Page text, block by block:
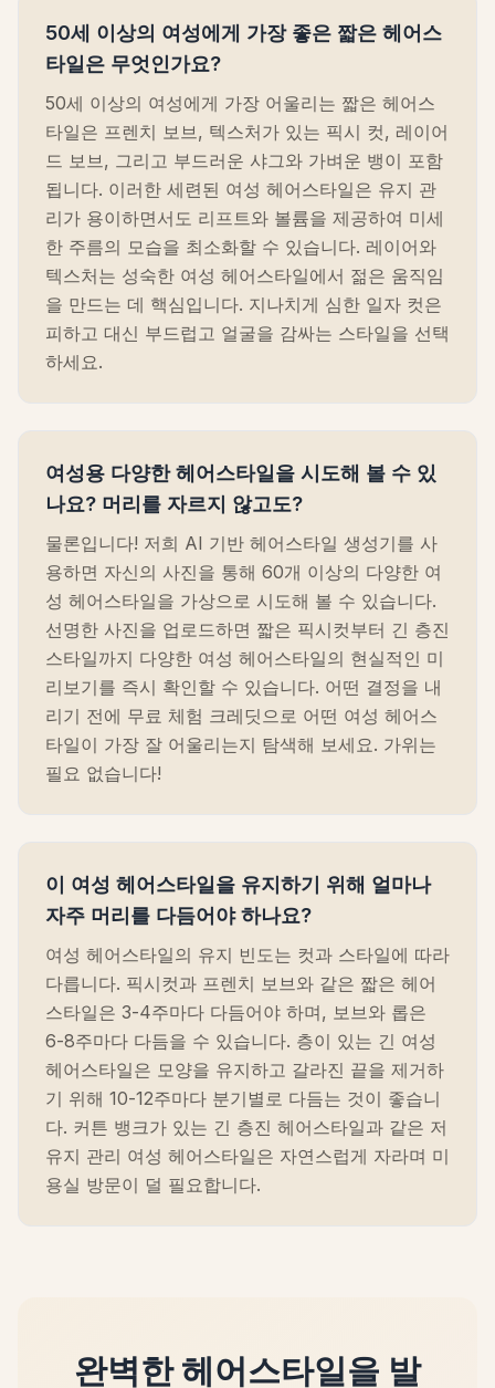
50세 이상의 여성에게 가장 좋은 짧은 헤어스
타일은 무엇인가요?
50세 이상의 여성에게 가장 어울리는 짧은 헤어스
타일은 프렌치 보브, 텍스처가 있는 픽시 컷, 레이어
드 보브, 그리고 부드러운 샤그와 가벼운 뱅이 포함
됩니다. 이러한 세련된 여성 헤어스타일은 유지 관
리가 용이하면서도 리프트와 볼륨을 제공하여 미세
한 주름의 모습을 최소화할 수 있습니다. 레이어와
텍스처는 성숙한 여성 헤어스타일에서 젊은 움직임
을 만드는 데 핵심입니다. 지나치게 심한 일자 컷은
피하고 대신 부드럽고 얼굴을 감싸는 스타일을 선택
하세요.
여성용 다양한 헤어스타일을 시도해 볼 수 있
나요? 머리를 자르지 않고도?
물론입니다! 저희 AI 기반 헤어스타일 생성기를 사
용하면 자신의 사진을 통해 60개 이상의 다양한 여
성 헤어스타일을 가상으로 시도해 볼 수 있습니다.
선명한 사진을 업로드하면 짧은 픽시컷부터 긴 층진
스타일까지 다양한 여성 헤어스타일의 현실적인 미
리보기를 즉시 확인할 수 있습니다. 어떤 결정을 내
리기 전에 무료 체험 크레딧으로 어떤 여성 헤어스
타일이 가장 잘 어울리는지 탐색해 보세요. 가위는
필요 없습니다!
이 여성 헤어스타일을 유지하기 위해 얼마나
자주 머리를 다듬어야 하나요?
여성 헤어스타일의 유지 빈도는 컷과 스타일에 따라
다릅니다. 픽시컷과 프렌치 보브와 같은 짧은 헤어
스타일은 3-4주마다 다듬어야 하며, 보브와 롭은
6-8주마다 다듬을 수 있습니다. 층이 있는 긴 여성
헤어스타일은 모양을 유지하고 갈라진 끝을 제거하
기 위해 10-12주마다 분기별로 다듬는 것이 좋습니
다. 커튼 뱅크가 있는 긴 층진 헤어스타일과 같은 저
유지 관리 여성 헤어스타일은 자연스럽게 자라며 미
용실 방문이 덜 필요합니다.
완벽한 헤어스타일을 발